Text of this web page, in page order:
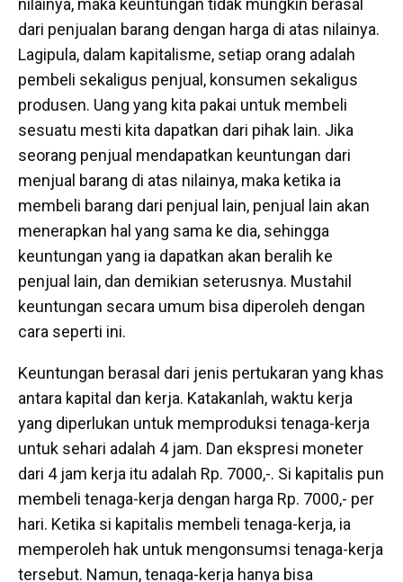
dari penjualan barang dengan harga di atas nilainya.
Lagipula, dalam kapitalisme, setiap orang adalah
pembeli sekaligus penjual, konsumen sekaligus
produsen. Uang yang kita pakai untuk membeli
sesuatu mesti kita dapatkan dari pihak lain. Jika
seorang penjual mendapatkan keuntungan dari
menjual barang di atas nilainya, maka ketika ia
membeli barang dari penjual lain, penjual lain akan
menerapkan hal yang sama ke dia, sehingga
keuntungan yang ia dapatkan akan beralih ke
penjual lain, dan demikian seterusnya. Mustahil
keuntungan secara umum bisa diperoleh dengan
cara seperti ini.
Keuntungan berasal dari jenis pertukaran yang khas
antara kapital dan kerja. Katakanlah, waktu kerja
yang diperlukan untuk memproduksi tenaga-kerja
untuk sehari adalah 4 jam. Dan ekspresi moneter
dari 4 jam kerja itu adalah Rp. 7000,-. Si kapitalis pun
membeli tenaga-kerja dengan harga Rp. 7000,- per
hari. Ketika si kapitalis membeli tenaga-kerja, ia
memperoleh hak untuk mengonsumsi tenaga-kerja
tersebut. Namun, tenaga-kerja hanya bisa